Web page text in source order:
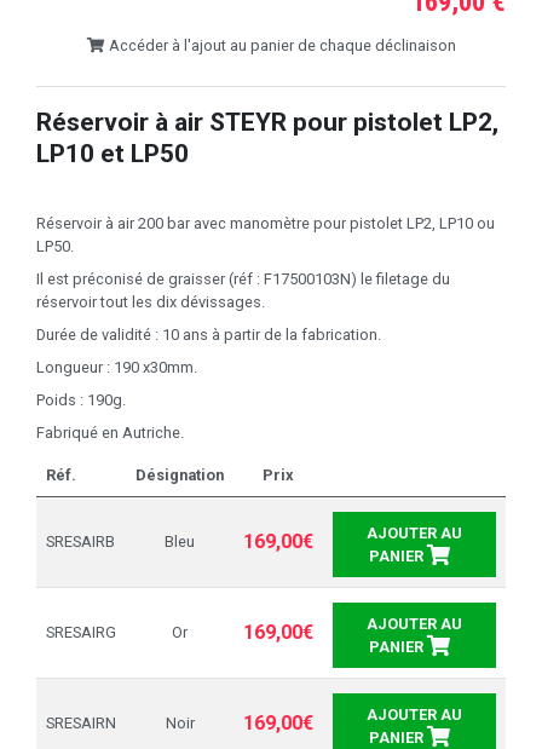
Accéder à l'ajout au panier de chaque déclinaison
Réservoir à air STEYR pour pistolet LP2,
LP10 et LP50
Réservoir à air 200 bar avec manomètre pour pistolet LP2, LP10 ou
LP50.
Il est préconisé de graisser (réf : F17500103N) le filetage du
réservoir tout les dix dévissages.
Durée de validité : 10 ans à partir de la fabrication.
Longueur : 190 x30mm.
Poids : 190g.
Fabriqué en Autriche.
Réf. Désignation Prix
SRESAIRB Bleu 169,00€
AJOUTER AU
PANIER
SRESAIRG Or 169,00€
AJOUTER AU
PANIER
SRESAIRN Noir 169,00€
AJOUTER AU
PANIER